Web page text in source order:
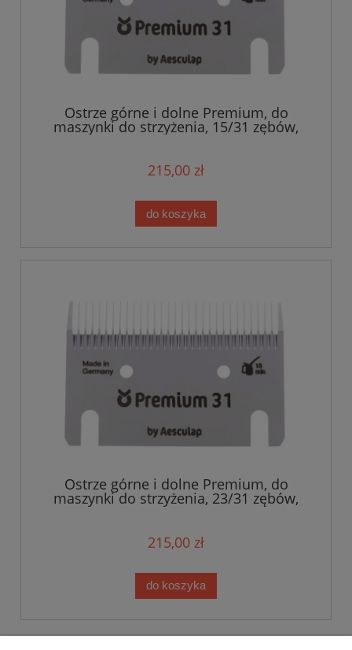
Ostrze górne i dolne Premium, do
maszynki do strzyżenia, 15/31 zębów,
Kerbl
215,00 zł
do koszyka
Ostrze górne i dolne Premium, do
maszynki do strzyżenia, 23/31 zębów,
Kerbl
215,00 zł
do koszyka